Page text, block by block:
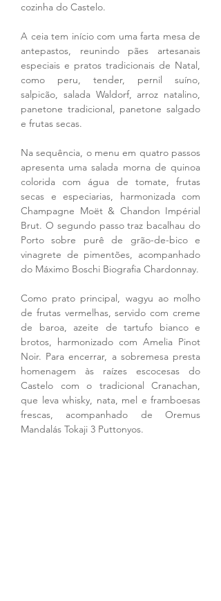
cozinha do Castelo.
A ceia tem início com uma farta mesa de
antepastos, reunindo pães artesanais
especiais e pratos tradicionais de Natal,
como peru, tender, pernil suíno,
salpicão, salada Waldorf, arroz natalino,
panetone tradicional, panetone salgado
e frutas secas.
Na sequência, o menu em quatro passos
apresenta uma salada morna de quinoa
colorida com água de tomate, frutas
secas e especiarias, harmonizada com
Champagne Moët & Chandon Impérial
Brut. O segundo passo traz bacalhau do
Porto sobre purê de grão-de-bico e
vinagrete de pimentões, acompanhado
Como prato principal, wagyu ao molho
de frutas vermelhas, servido com creme
de baroa, azeite de tartufo bianco e
brotos, harmonizado com Amelia Pinot
Noir. Para encerrar, a sobremesa presta
homenagem às raízes escocesas do
Castelo com o tradicional Cranachan,
que leva whisky, nata, mel e framboesas
frescas, acompanhado de Oremus
Mandalás Tokaji 3 Puttonyos.